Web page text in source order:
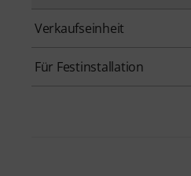
Verkaufseinheit
Für Festinstallation